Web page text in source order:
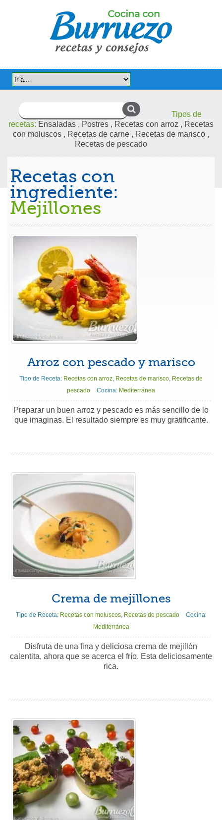
Tipos de
recetas: Ensaladas , Postres , Recetas con arroz , Recetas
con moluscos , Recetas de carne , Recetas de marisco ,
Recetas de pescado
Recetas con
ingrediente:
Mejillones
Arroz con pescado y marisco
Tipo de Receta: Recetas con arroz, Recetas de marisco, Recetas de
pescado
Cocina: Mediterránea
Preparar un buen arroz y pescado es más sencillo de lo
que imaginas. El resultado siempre es muy gratificante.
Crema de mejillones
Tipo de Receta: Recetas con moluscos, Recetas de pescado
Cocina:
Mediterránea
Disfruta de una fina y deliciosa crema de mejillón
calentita, ahora que se acerca el frío. Esta deliciosamente
rica.